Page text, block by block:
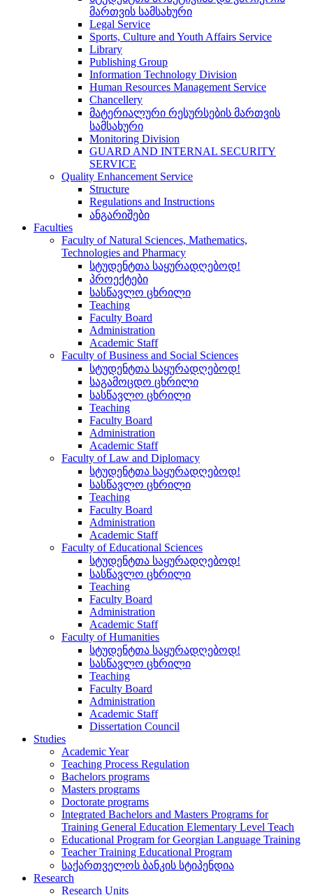
მართვის სამსახური
Legal Service
Sports, Culture and Youth Affairs Service
Library
Publishing Group
Information Technology Division
Human Resources Management Service
Chancellery
მატერიალური რესურსების მართვის
სამსახური
Monitoring Division
GUARD AND INTERNAL SECURITY
SERVICE
Quality Enhancement Service
Structure
Regulations and Instructions
ანგარიშები
Faculties
Faculty of Natural Sciences, Mathematics,
Technologies and Pharmacy
სტუდენტთა საყურადღებოდ!
პროექტები
სასწავლო ცხრილი
Teaching
Faculty Board
Administration
Academic Staff
Faculty of Business and Social Sciences
სტუდენტთა საყურადღებოდ!
საგამოცდო ცხრილი
სასწავლო ცხრილი
Teaching
Faculty Board
Administration
Academic Staff
Faculty of Law and Diplomacy
სტუდენტთა საყურადღებოდ!
სასწავლო ცხრილი
Teaching
Faculty Board
Administration
Academic Staff
Faculty of Educational Sciences
სტუდენტთა საყურადღებოდ!
სასწავლო ცხრილი
Teaching
Faculty Board
Administration
Academic Staff
Faculty of Humanities
სტუდენტთა საყურადღებოდ!
სასწავლო ცხრილი
Teaching
Faculty Board
Administration
Academic Staff
Dissertation Council
Studies
Academic Year
Teaching Process Regulation
Bachelors programs
Masters programs
Doctorate programs
Integrated Bachelors and Masters Programs for
Training General Education Elementary Level Teach
Educational Program for Georgian Language Training
Teacher Training Educational Program
საქართველოს ბანკის სტიპენდია
Research
Research Units